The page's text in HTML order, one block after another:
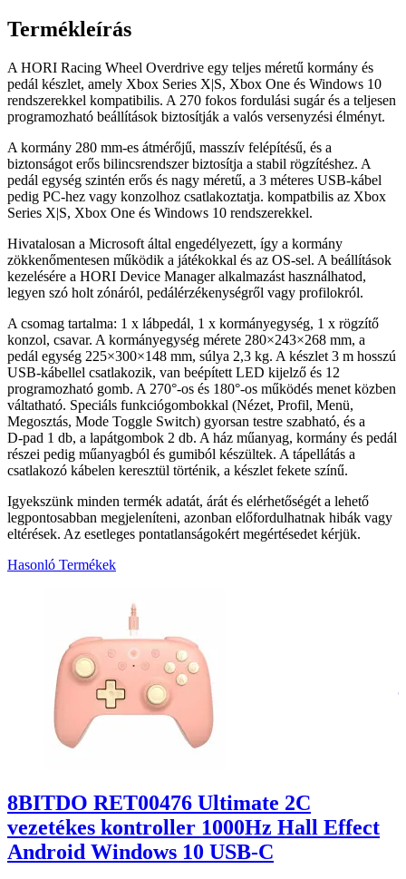
Termékleírás
A HORI Racing Wheel Overdrive egy teljes méretű kormány és
pedál készlet, amely Xbox Series X|S, Xbox One és Windows 10
rendszerekkel kompatibilis. A 270 fokos fordulási sugár és a teljesen
programozható beállítások biztosítják a valós versenyzési élményt.
A kormány 280 mm-es átmérőjű, masszív felépítésű, és a
biztonságot erős bilincsrendszer biztosítja a stabil rögzítéshez. A
pedál egység szintén erős és nagy méretű, a 3 méteres USB-kábel
pedig PC-hez vagy konzolhoz csatlakoztatja. kompatbilis az Xbox
Series X|S, Xbox One és Windows 10 rendszerekkel.
Hivatalosan a Microsoft által engedélyezett, így a kormány
zökkenőmentesen működik a játékokkal és az OS-sel. A beállítások
kezelésére a HORI Device Manager alkalmazást használhatod,
legyen szó holt zónáról, pedálérzékenységről vagy profilokról.
A csomag tartalma: 1 x lábpedál, 1 x kormányegység, 1 x rögzítő
konzol, csavar. A kormányegység mérete 280×243×268 mm, a
pedál egység 225×300×148 mm, súlya 2,3 kg. A készlet 3 m hosszú
USB-kábellel csatlakozik, van beépített LED kijelző és 12
programozható gomb. A 270°-os és 180°-os működés menet közben
váltatható. Speciáls funkciógombokkal (Nézet, Profil, Menü,
Megosztás, Mode Toggle Switch) gyorsan testre szabható, és a
D‑pad 1 db, a lapátgombok 2 db. A ház műanyag, kormány és pedál
részei pedig műanyagból és gumiból készültek. A tápellátás a
csatlakozó kábelen keresztül történik, a készlet fekete színű.
Igyekszünk minden termék adatát, árát és elérhetőségét a lehető
legpontosabban megjeleníteni, azonban előfordulhatnak hibák vagy
eltérések. Az esetleges pontatlanságokért megértésedet kérjük.
Hasonló Termékek
8BITDO RET00476 Ultimate 2C
vezetékes kontroller 1000Hz Hall Effect
Android Windows 10 USB-C